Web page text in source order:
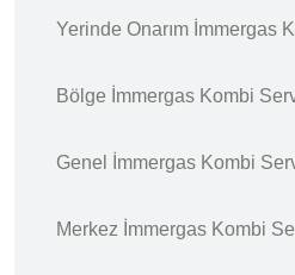
Yerinde Onarım İmmergas
Bölge İmmergas Kombi
Genel İmmergas Kombi
Merkez İmmergas Kombi